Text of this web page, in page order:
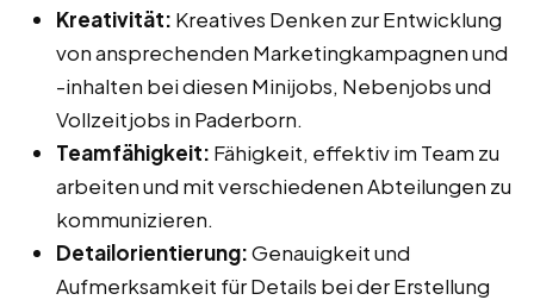
Kreativität: Kreatives Denken zur Entwicklung
von ansprechenden Marketingkampagnen und
-inhalten bei diesen Minijobs, Nebenjobs und
Vollzeitjobs in Paderborn.
Teamfähigkeit: Fähigkeit, effektiv im Team zu
arbeiten und mit verschiedenen Abteilungen zu
kommunizieren.
Detailorientierung:Genauigkeit und
Aufmerksamkeit für Details bei der Erstellung